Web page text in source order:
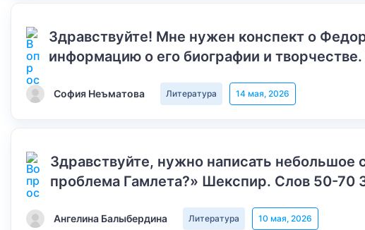
Здравствуйте! Мне нужен конспект о
информацию о его биографии и
София Неъматова Литература 14 мая, 2026
Здравствуйте, нужно написать небольшое
проблема Гамлета?» Шекспир. Слов 50-70
Ангелина Балыбердина Литература 10 мая, 2026